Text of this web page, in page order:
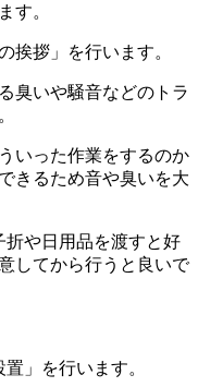
す。
挨拶」を行います。
臭いや騒音などのトラ
いった作業をするのか
きるため音や臭いを大
折や日用品を渡すと好
してから行うと良いで
」を行います。